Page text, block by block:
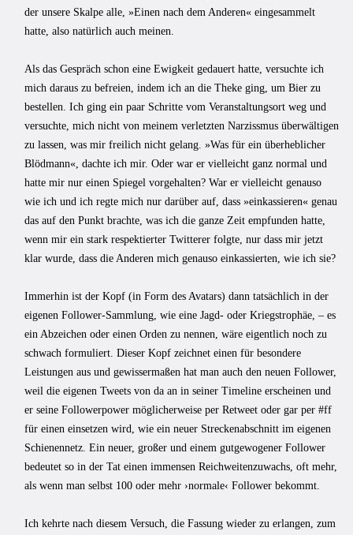
der unsere Skalpe alle, »Einen nach dem Anderen« eingesammelt
hatte, also natürlich auch meinen.
Als das Gespräch schon eine Ewigkeit gedauert hatte, versuchte ich
mich daraus zu befreien, indem ich an die Theke ging, um Bier zu
bestellen. Ich ging ein paar Schritte vom Veranstaltungsort weg und
versuchte, mich nicht von meinem verletzten Narzissmus überwältigen
zu lassen, was mir freilich nicht gelang. »Was für ein überheblicher
Blödmann«, dachte ich mir. Oder war er vielleicht ganz normal und
hatte mir nur einen Spiegel vorgehalten? War er vielleicht genauso
wie ich und ich regte mich nur darüber auf, dass »einkassieren« genau
das auf den Punkt brachte, was ich die ganze Zeit empfunden hatte,
wenn mir ein stark respektierter Twitterer folgte, nur dass mir jetzt
klar wurde, dass die Anderen mich genauso einkassierten, wie ich sie?
Immerhin ist der Kopf (in Form des Avatars) dann tatsächlich in der
eigenen Follower-Sammlung, wie eine Jagd- oder Kriegstrophäe, – es
ein Abzeichen oder einen Orden zu nennen, wäre eigentlich noch zu
schwach formuliert. Dieser Kopf zeichnet einen für besondere
Leistungen aus und gewissermaßen hat man auch den neuen Follower,
weil die eigenen Tweets von da an in seiner Timeline erscheinen und
er seine Followerpower möglicherweise per Retweet oder gar per #ff
für einen einsetzen wird, wie ein neuer Streckenabschnitt im eigenen
Schienennetz. Ein neuer, großer und einem gutgewogener Follower
bedeutet so in der Tat einen immensen Reichweitenzuwachs, oft mehr,
als wenn man selbst 100 oder mehr ›normale‹ Follower bekommt.
Ich kehrte nach diesem Versuch, die Fassung wieder zu erlangen, zum